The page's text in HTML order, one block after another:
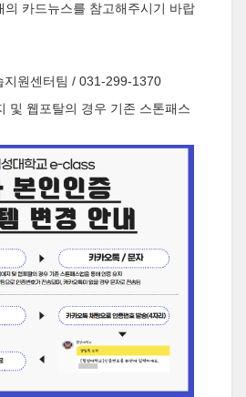
의 카드뉴스를 참고해주시기 바랍
지원센터팀 / 031-299-1370
및 웹포탈의 경우 기존 스톤패스